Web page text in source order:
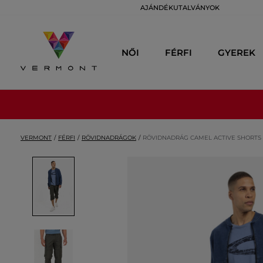
AJÁNDÉKUTALVÁNYOK
NŐI FÉRFI GYEREK
VERMONT FÉRFI RÖVIDNADRÁGOK RÖVIDNADRÁG CAMEL ACTIVE SHORTS